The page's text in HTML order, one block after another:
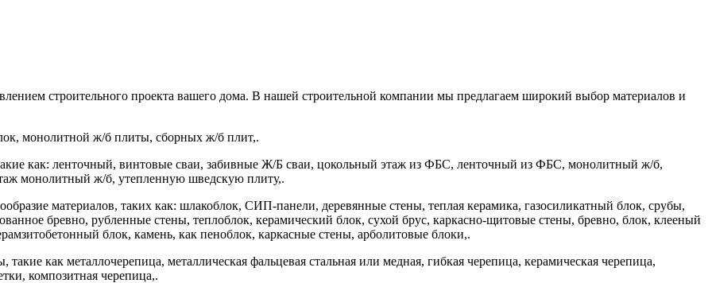
строительного проекта вашего дома. В нашей строительной компании мы предлагаем широкий выбор материалов и
монолитной ж/б плиты, сборных ж/б плит,.
как: ленточный, винтовые сваи, забивные Ж/Б сваи, цокольный этаж из ФБС, ленточный из ФБС, монолитный ж/б,
монолитный ж/б, утепленную шведскую плиту,.
материалов, таких как: шлакоблок, СИП-панели, деревянные стены, теплая керамика, газосиликатный блок, срубы,
бревно, рубленные стены, теплоблок, керамический блок, сухой брус, каркасно-щитовые стены, бревно, блок, клееный
блок, камень, как пеноблок, каркасные стены, арболитовые блоки,.
как металлочерепица, металлическая фальцевая стальная или медная, гибкая черепица, керамическая черепица,
композитная черепица,.